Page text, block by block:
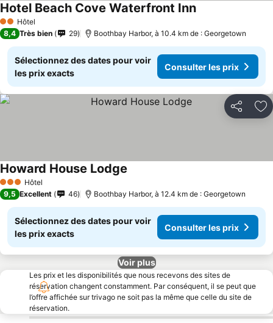
2 Étoiles
Hôtel
Hotel Beach Cove Waterfront Inn
8,4 Très bien 29 Boothbay Harbor, à 10.4 km de : Georgetown
Sélectionnez des dates pour voir
les prix exacts
Consulter les prix
Partager
3 ÉtoilesHôtel
Howard House Lodge
9,5 Excellent 46 Boothbay Harbor, à 12.4 km de : Georgetown
Sélectionnez des dates pour voir
les prix exacts
Consulter les prix
Voir plus
Les prix et les disponibilités que nous recevons des sites de
réservation changent constamment. Par conséquent, il se peut que
l’offre affichée sur trivago ne soit pas la même que celle du site de
réservation.